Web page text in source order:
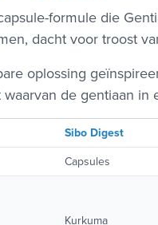
formule die
dacht voor troost
oplossing
de gentiaan in
Sibo Digest
Capsules
Kurkuma